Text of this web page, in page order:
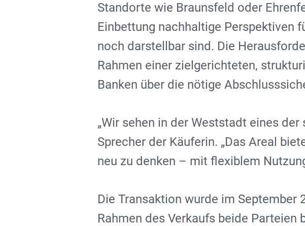
Standorte wie Braunsfeld oder
Einbettung nachhaltige Perspektiven
noch darstellbar sind. Die
Rahmen einer zielgerichteten,
Banken über die nötige
„Wir sehen in der Weststadt eines
Sprecher der Käuferin. „Das Areal
neu zu denken – mit flexiblem
Die Transaktion wurde im September
Rahmen des Verkaufs beide